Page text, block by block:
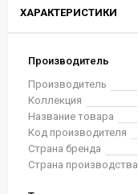
ХАРАКТЕРИСТИКИ
Производитель
Производитель
Коллекция
Название товара
Код производителя
Страна бренда
Страна производства